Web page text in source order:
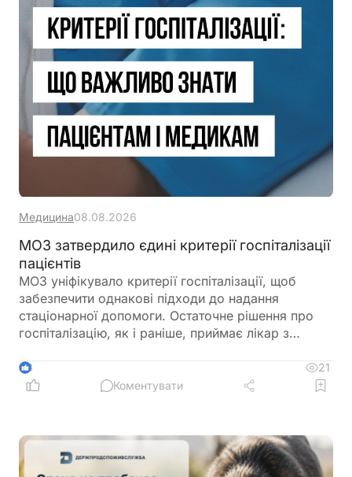
Медицина08.08.2026
МОЗ затвердило єдині критерії госпіталізації
пацієнтів
МОЗ уніфікувало критерії госпіталізації, щоб
забезпечити однакові підходи до надання
стаціонарної допомоги. Остаточне рішення про
госпіталізацію, як і раніше, приймає лікар з
3
21
Коментувати